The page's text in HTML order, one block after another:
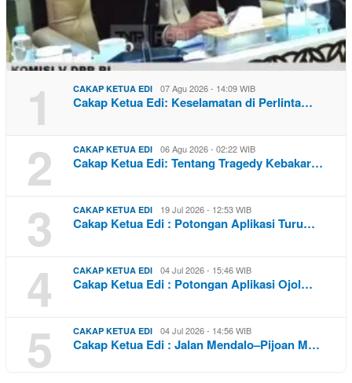
1 CAKAP KETUA EDI 07 Agu 2026 - 14:09 WIB
Cakap Ketua Edi: Keselamatan di Perlinta…
2 CAKAP KETUA EDI 06 Agu 2026 - 02:22 WIB
Cakap Ketua Edi: Tentang Tragedy Kebakar…
3 CAKAP KETUA EDI 19 Jul 2026 - 12:53 WIB
Cakap Ketua Edi : Potongan Aplikasi Turu…
4 CAKAP KETUA EDI 04 Jul 2026 - 15:46 WIB
Cakap Ketua Edi : Potongan Aplikasi Ojol…
5 CAKAP KETUA EDI 04 Jul 2026 - 14:56 WIB
Cakap Ketua Edi : Jalan Mendalo–Pijoan M…